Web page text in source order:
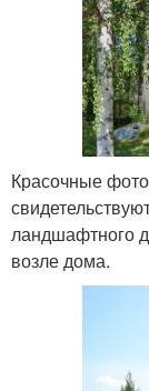
Красочные
ландшафтного
возле дома.